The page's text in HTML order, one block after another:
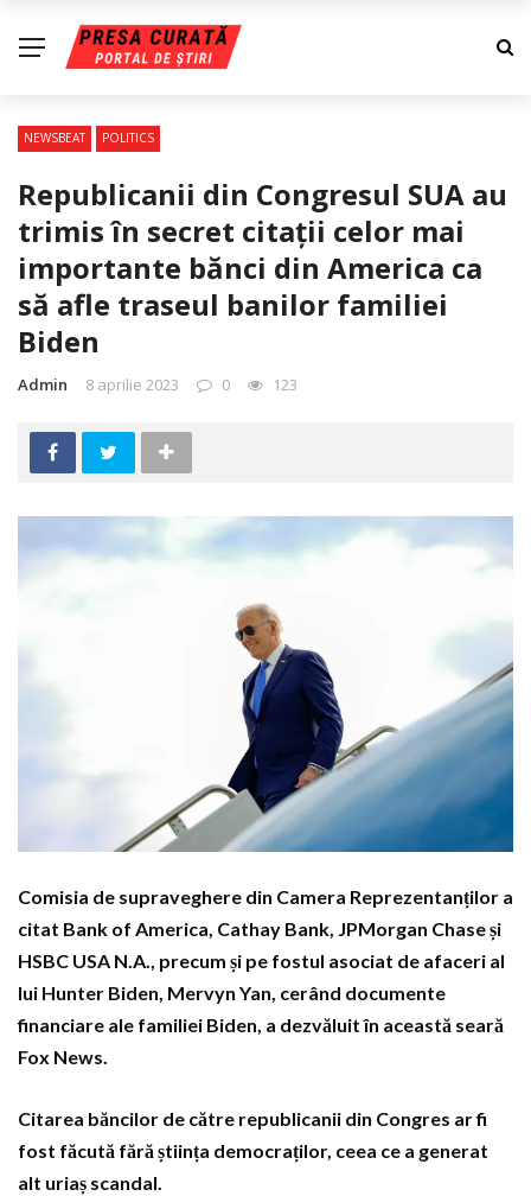
NEWSBEAT POLITICS
Republicanii din Congresul SUA au
trimis în secret citații celor mai
importante bănci din America ca
să afle traseul banilor familiei
Biden
Admin 8 aprilie 2023 0 123
Comisia de supraveghere din Camera Reprezentanților a
citat Bank of America, Cathay Bank, JPMorgan Chase și
HSBC USA N.A., precum și pe fostul asociat de afaceri al
lui Hunter Biden, Mervyn Yan, cerând documente
financiare ale familiei Biden, a dezvăluit în această seară
Fox News.
Citarea băncilor de către republicanii din Congres ar fi
fost făcută fără știința democraților, ceea ce a generat
alt uriaș scandal.